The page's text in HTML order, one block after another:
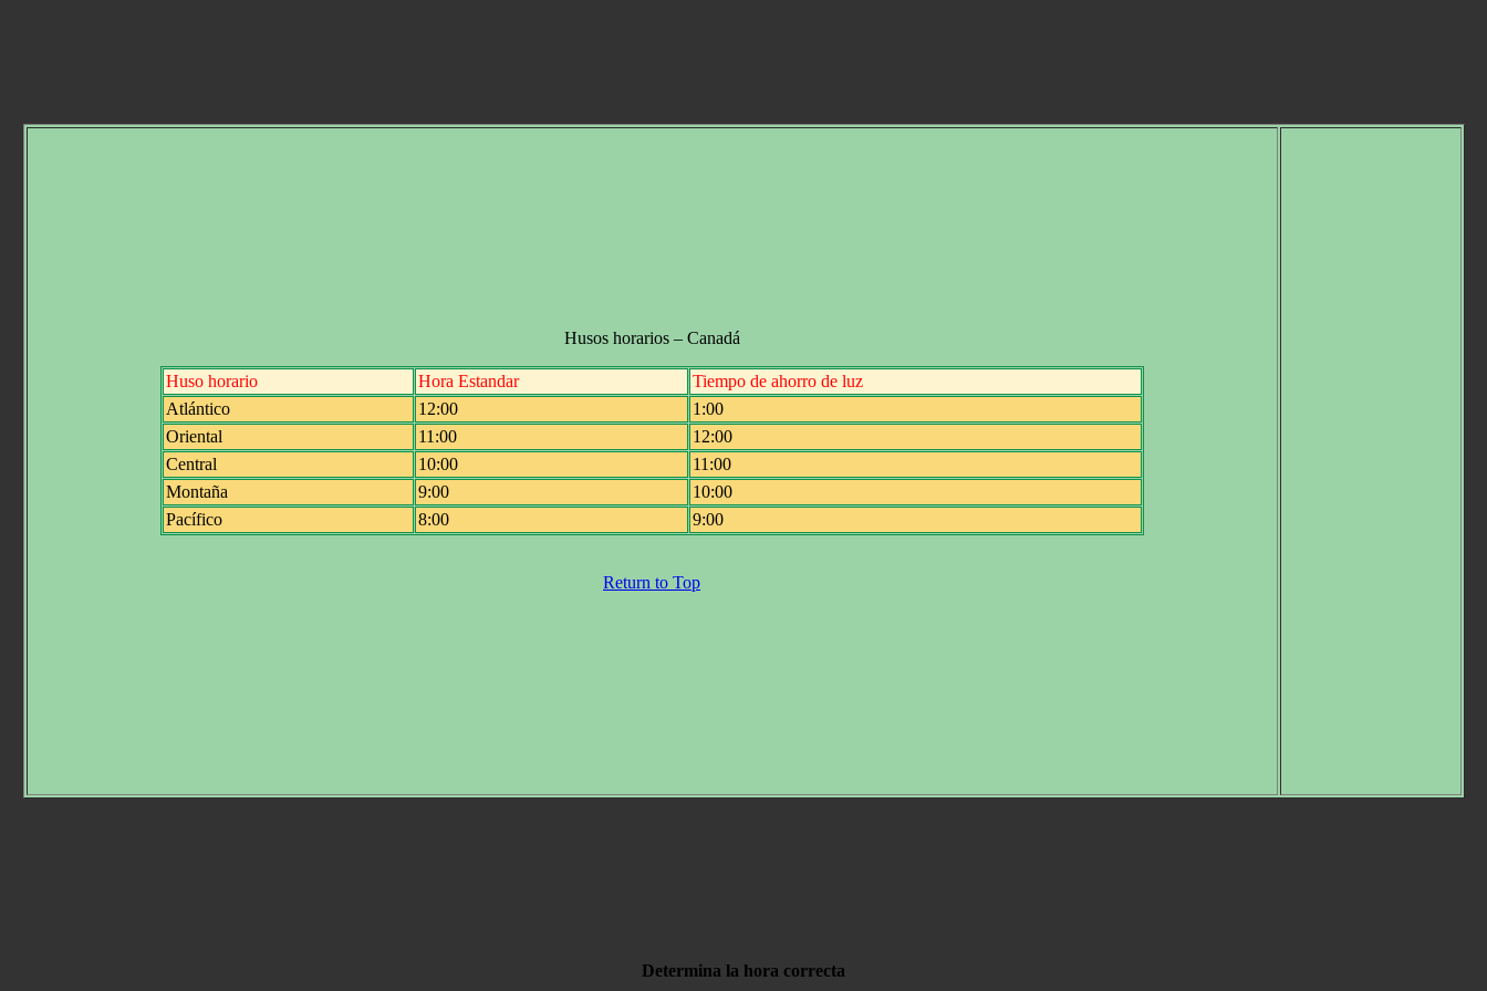
Husos horarios – Canadá
Huso horario Hora Estandar
Tiempo de ahorro de luz
Atlántico
12:00
1:00
Oriental
11:00
12:00
Central
10:00
11:00
Montaña
9:00
10:00
Pacífico
8:00 9:00
Return to Top
Determina la hora correcta